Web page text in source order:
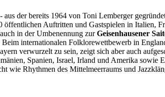
- aus der bereits 1964 von Toni Lemberger
öffentlichen Auftritten und Gastspielen in Italien,
in der Umbenennung zurGeisenhausener
internationalen Folklorewettbewerb in
verwurzelt zu sein, zeigt sich aber auch
Spanien, Israel, Irland und Amerika
wie Rhythmen des Mittelmeerraums und